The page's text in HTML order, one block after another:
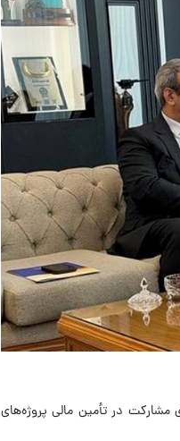
مشارکت در تأمین مالی پروژه‌های